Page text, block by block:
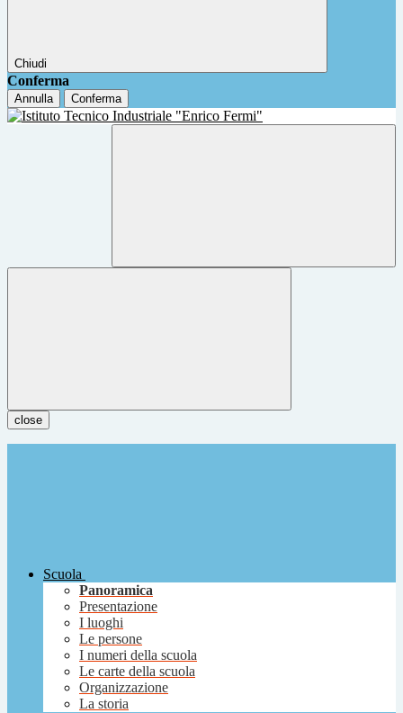
Chiudi
Conferma
Annulla Conferma
close
Scuola
Panoramica
Presentazione
I luoghi
Le persone
I numeri della scuola
Le carte della scuola
Organizzazione
La storia